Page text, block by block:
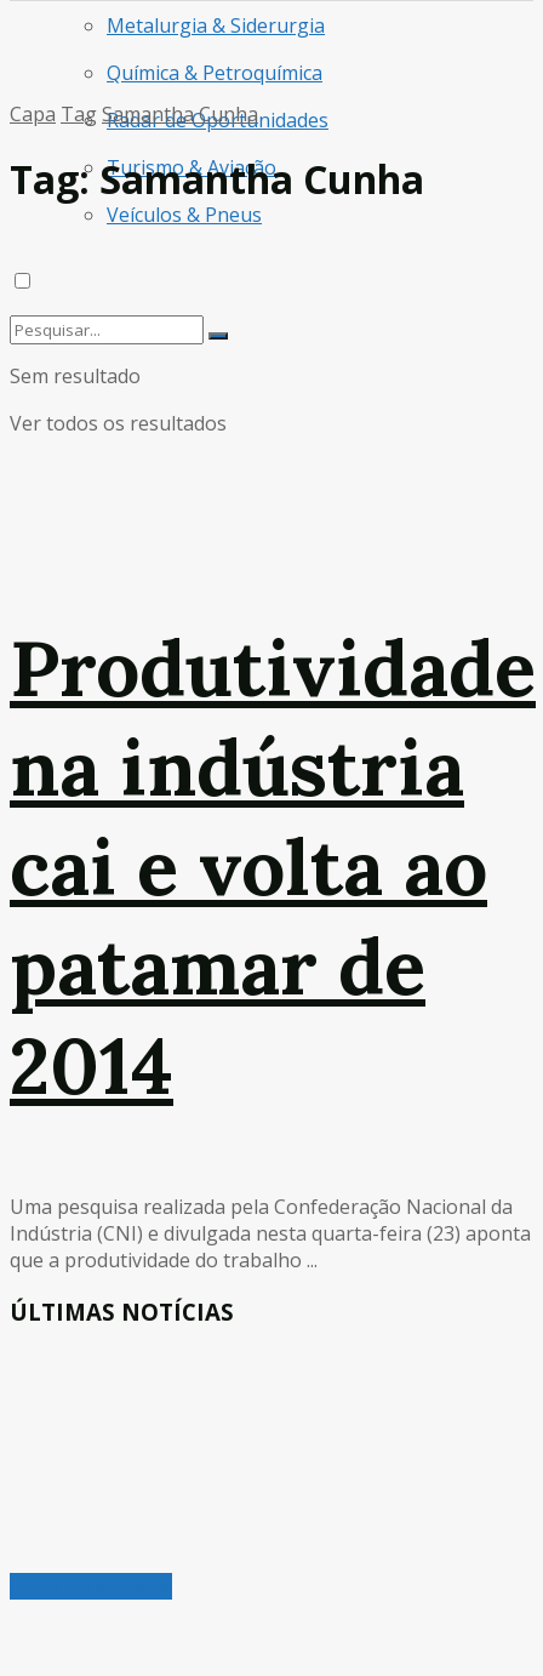
Metalurgia & Siderurgia
Química & Petroquímica
Radar de Oportunidades
Turismo & Aviação
Veículos & Pneus
Sem resultado
Ver todos os resultados
Capa TagSamantha Cunha
Tag:Samantha Cunha
Produtividade
na indústria
cai e volta ao
patamar de
2014
Uma pesquisa realizada pela Confederação Nacional da
Indústria (CNI) e divulgada nesta quarta-feira (23) aponta
que a produtividade do trabalho ...
ÚLTIMAS NOTÍCIAS